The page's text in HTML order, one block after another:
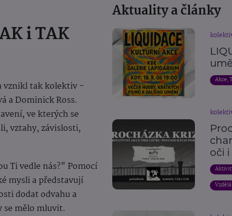
i TAK
vznikl tak kolektiv -
a Dominick Ross.
ve kterých se
vztahy, závislosti,
Ti vedle nás?" Pomocí
mysli a představují
dodat odvahu a
se mělo mluvit.
Aktuality a články
Akce,
oči